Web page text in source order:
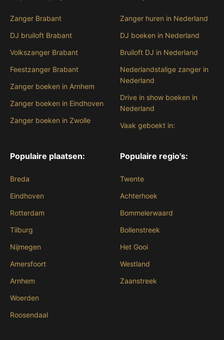
Zanger Brabant
DJ bruiloft Brabant
Volkszanger Brabant
Feestzanger Brabant
Zanger boeken in Arnhem
Zanger boeken in Eindhoven
Zanger boeken in Zwolle
Zanger huren in Nederland
DJ boeken in Nederland
Bruiloft DJ in Nederland
Nederlandstalige zanger in
Nederland
Drive in show boeken in
Nederland
Vaak geboekt in:
Populaire plaatsen:
Breda
Eindhoven
Rotterdam
Tilburg
Nijmegen
Amersfoort
Arnhem
Woerden
Roosendaal
Populaire regio's:
Twente
Achterhoek
Bommelerwaard
Bollenstreek
Het Gooi
Westland
Zaanstreek